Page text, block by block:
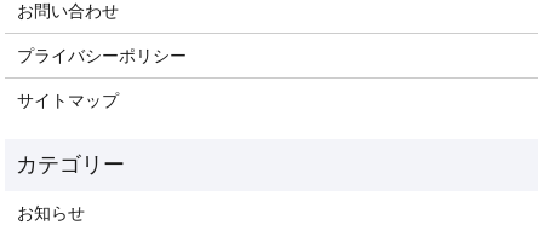
お問い合わせ
プライバシーポリシー
サイトマップ
お知らせ